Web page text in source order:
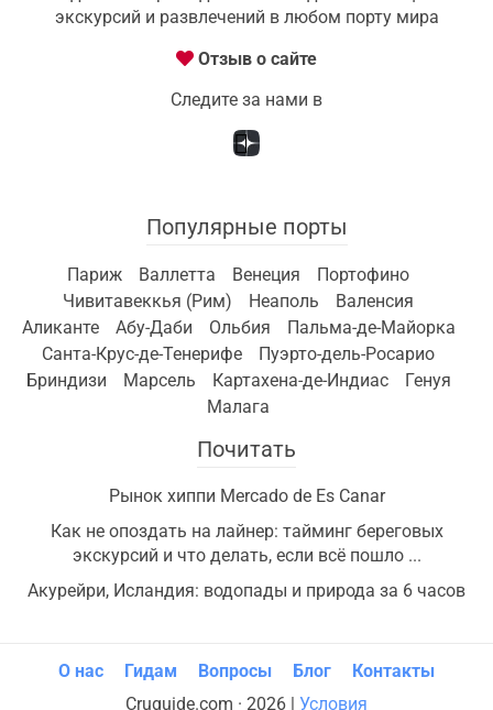
экскурсий и развлечений в любом порту мира
Отзыв о сайте
Следите за нами в
Популярные порты
Париж Валлетта Венеция
Портофино
Чивитавеккья (Рим)
Неаполь
Валенсия
Аликанте
Абу-Даби Ольбия
Пальма-де-Майорка
Санта-Крус-де-Тенерифе
Пуэрто-дель-Росарио
Бриндизи
Марсель Картахена-де-Индиас
Генуя
Малага
Почитать
Рынок хиппи Mercado de Es Canar
Как не опоздать на лайнер: тайминг береговых
экскурсий и что делать, если всё пошло ...
Акурейри, Исландия: водопады и природа за 6 часов
Cruguide.com · 2026 | Условия
О нас Гидам Вопросы Блог Контакты